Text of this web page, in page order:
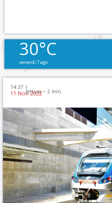
30°C
venerdì 7 ago
14:37 |
lettura ~ 2 min.
11 Nov 2022